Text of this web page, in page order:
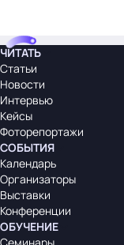
ЧИТАТЬ
Статьи
Новости
Интервью
Кейсы
Фоторепортажи
СОБЫТИЯ
Календарь
Организаторы
Выставки
Конференции
ОБУЧЕНИЕ
Семинары